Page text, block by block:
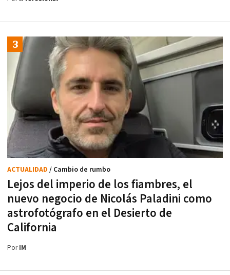
Lejos del imperio de los fiambres, el
nuevo negocio de Nicolás Paladini como
astrofotógrafo en el Desierto de
California
ACTUALIDAD / Cambio de rumbo
PorIM